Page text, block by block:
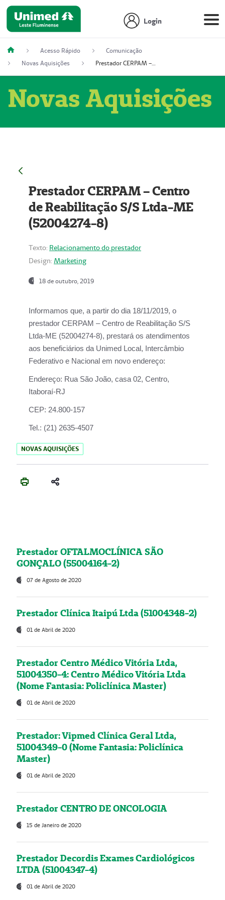
Login
Acesso Rápido
Comunicação
Novas Aquisições
Prestador CERPAM – Centro de Reabilitação S/S Ltda-ME (52004274-8)
Novas Aquisições
Prestador CERPAM – Centro
de Reabilitação S/S Ltda-ME
(52004274-8)
Texto: Relacionamento do prestador
Design: Marketing
18 de outubro, 2019
Informamos que, a partir do dia 18/11/2019, o
prestador CERPAM – Centro de Reabilitação S/S
Ltda-ME (52004274-8), prestará os atendimentos
aos beneficiários da Unimed Local, Intercâmbio
Federativo e Nacional em novo endereço:
Endereço: Rua São João, casa 02, Centro,
Itaboraí-RJ
CEP: 24.800-157
Tel.: (21) 2635-4507
NOVAS AQUISIÇÕES
Prestador OFTALMOCLÍNICA SÃO
GONÇALO (55004164-2)
07 de Agosto de 2020
Prestador Clínica Itaipú Ltda (51004348-2)
01 de Abril de 2020
Prestador Centro Médico Vitória Ltda,
51004350-4: Centro Médico Vitória Ltda
(Nome Fantasia: Policlínica Master)
01 de Abril de 2020
Prestador: Vipmed Clínica Geral Ltda,
51004349-0 (Nome Fantasia: Policlínica
Master)
01 de Abril de 2020
Prestador CENTRO DE ONCOLOGIA
15 de Janeiro de 2020
Prestador Decordis Exames Cardiológicos
LTDA (51004347-4)
01 de Abril de 2020